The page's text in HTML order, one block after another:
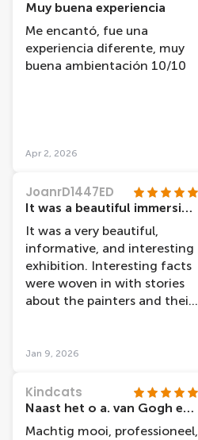
Muy buena experiencia
Me encantó, fue una
experiencia diferente, muy
buena ambientación 10/10
Apr 2, 2026
JoanrD1447ED
It was a beautiful immersion of paintings and light combine with information about the painters and their lives.
It was a very beautiful,
informative, and interesting
exhibition. Interesting facts
were woven in with stories
about the painters and their
Jan 9, 2026
Kindcats
Naast het o a. van Gogh en Rijksmuseum een aanrader om het verhaal van beide grootheden compleet te maken.
Machtig mooi, professioneel,